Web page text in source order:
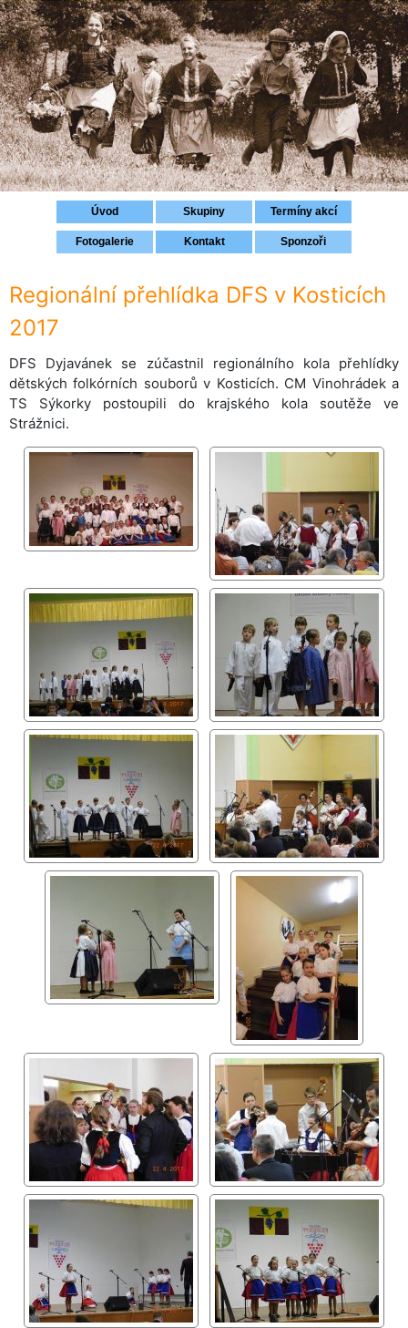
Přihlášení
Úvod Skupiny Termíny akcí
Fotogalerie Kontakt Sponzoři
Regionální přehlídka DFS v Kosticích
2017
DFS Dyjavánek se zúčastnil regionálního kola přehlídky
dětských folkórních souborů v Kosticích. CM Vinohrádek a
TS Sýkorky postoupili do krajského kola soutěže ve
Strážnici.